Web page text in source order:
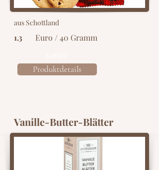
aus Schottland
1.3 Euro / 40 Gramm
Produktdetails
Vanille-Butter-Blätter